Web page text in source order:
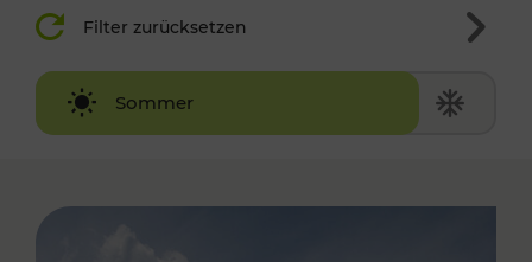
Filter zurücksetzen
Sommer
Winter